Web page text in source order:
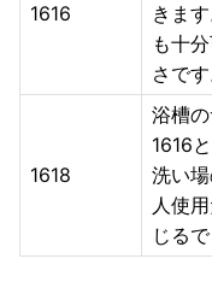
1616
きま
も十
さです
1618
浴槽
1616
洗い
人使
じるで